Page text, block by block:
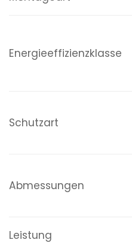
Energieeffizienzklasse
Schutzart
Abmessungen
Leistung